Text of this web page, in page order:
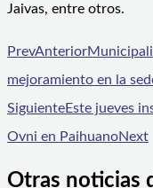
Jaivas, entre otros.
PrevAnterior
mejoramiento en la
SiguienteEste jueves
Ovni en PaihuanoNext
Otras noticias